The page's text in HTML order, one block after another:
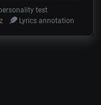
test
Lyrics annotation